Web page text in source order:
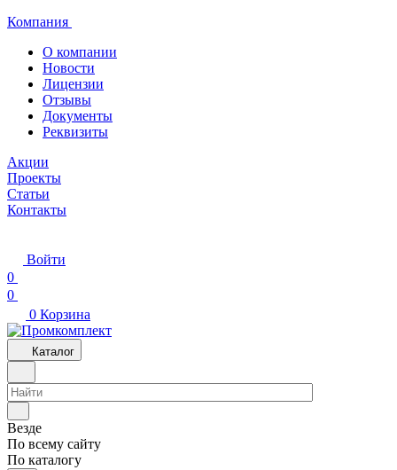
Компания
О компании
Новости
Лицензии
Отзывы
Документы
Реквизиты
Акции
Проекты
Статьи
Контакты
Войти
0
0
0 Корзина
Каталог
Везде
По всему сайту
По каталогу